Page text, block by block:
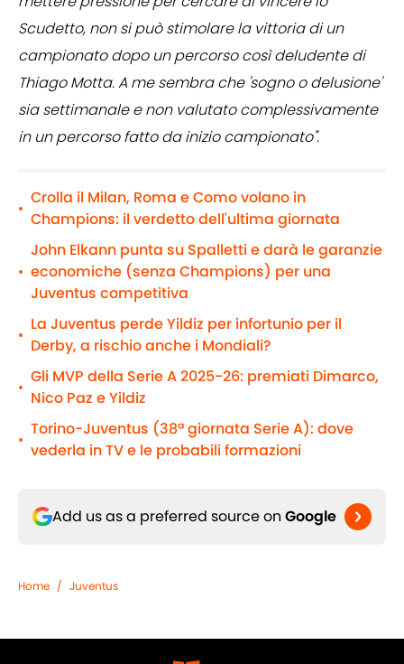
Scudetto, non si può stimolare la vittoria di un
campionato dopo un percorso così deludente di
Thiago Motta. A me sembra che 'sogno o delusione'
sia settimanale e non valutato complessivamente
in un percorso fatto da inizio campionato".
•
Crolla il Milan, Roma e Como volano in
Champions: il verdetto dell'ultima giornata
•
John Elkann punta su Spalletti e darà le garanzie
economiche (senza Champions) per una
Juventus competitiva
•
La Juventus perde Yildiz per infortunio per il
Derby, a rischio anche i Mondiali?
•
Gli MVP della Serie A 2025-26: premiati Dimarco,
Nico Paz e Yildiz
•
Torino-Juventus (38ª giornata Serie A): dove
vederla in TV e le probabili formazioni
Add us as a preferred source on Google
Home / Juventus